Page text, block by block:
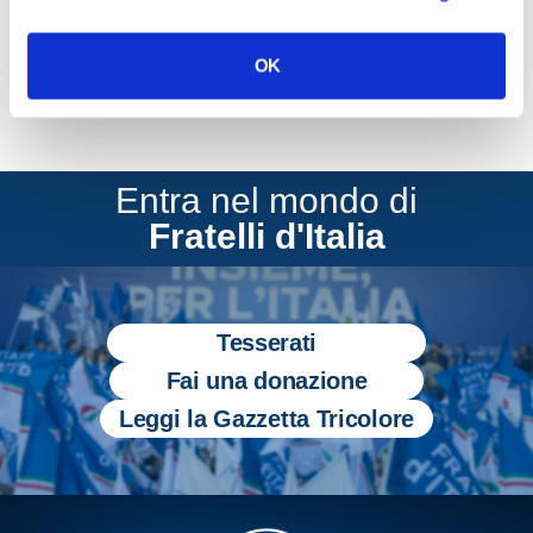
OK
Entra nel mondo di
Fratelli d'Italia
Tesserati
Fai una donazione
Leggi la Gazzetta Tricolore